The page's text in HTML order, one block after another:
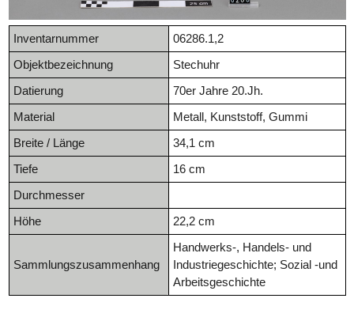
Inventarnummer 06286.1,2
Objektbezeichnung Stechuhr
Datierung 70er Jahre 20.Jh.
Material Metall, Kunststoff, Gummi
Breite / Länge 34,1 cm
Tiefe 16 cm
Durchmesser
Höhe 22,2 cm
Sammlungszusammenhang
Handwerks-, Handels- und
Industriegeschichte; Sozial -und
Arbeitsgeschichte